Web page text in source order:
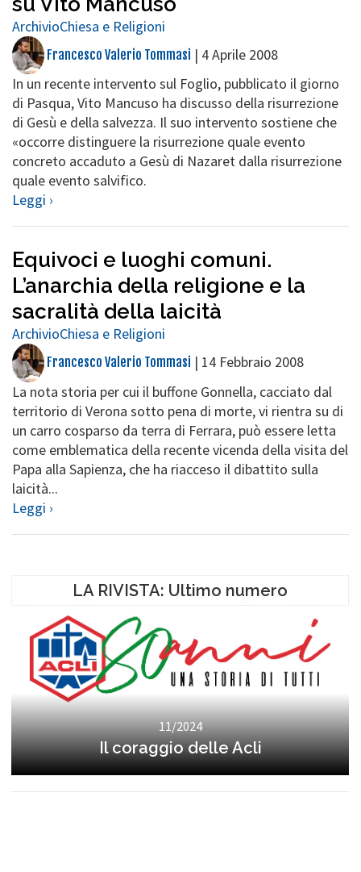
ArchivioChiesa e Religioni
Francesco Valerio Tommasi | 4 Aprile 2008
In un recente intervento sul Foglio, pubblicato il giorno
di Pasqua, Vito Mancuso ha discusso della risurrezione
di Gesù e della salvezza. Il suo intervento sostiene che
«occorre distinguere la risurrezione quale evento
concreto accaduto a Gesù di Nazaret dalla risurrezione
quale evento salvifico.
Leggi ›
Equivoci e luoghi comuni.
L’anarchia della religione e la
sacralità della laicità
ArchivioChiesa e Religioni
Francesco Valerio Tommasi | 14 Febbraio 2008
La nota storia per cui il buffone Gonnella, cacciato dal
territorio di Verona sotto pena di morte, vi rientra su di
un carro cosparso da terra di Ferrara, può essere letta
come emblematica della recente vicenda della visita del
Papa alla Sapienza, che ha riacceso il dibattito sulla
laicità...
Leggi ›
LA RIVISTA: Ultimo numero
11/2024
Il coraggio delle Acli